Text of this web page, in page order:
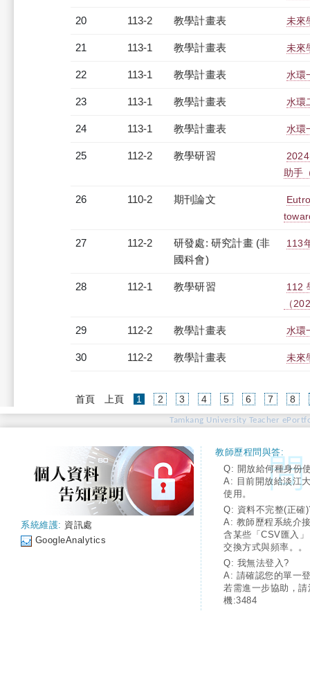
20 113-2 教學計畫表 未來
21 113-1 教學計畫表 未來
22 113-1 教學計畫表 水環
23 113-1 教學計畫表 水環
24 113-1 教學計畫表 水環
25 112-2 教學研習
助手
26 110-2 期刊論文
27 112-2
研發處: 研究計畫 (非
國科會)
113
28 112-1 教學研習
112
（
29 112-2 教學計畫表 水環
30 112-2 教學計畫表 未來
首頁 上頁 1 (current)
2 3 4 5 6 7 8
Tamkang University Teacher
系統維護: 資訊處
GoogleAnalytics
教師歷程問與答:
Q: 開放給何種身份
A: 目前開放給淡江
使用。
Q: 資料不完整(正確
A: 教師歷程系統介
含某些「CSV匯入
交換方式與頻率。。
Q: 我無法登入?
A: 請確認您的單一
若需進一步協助，
機:3484